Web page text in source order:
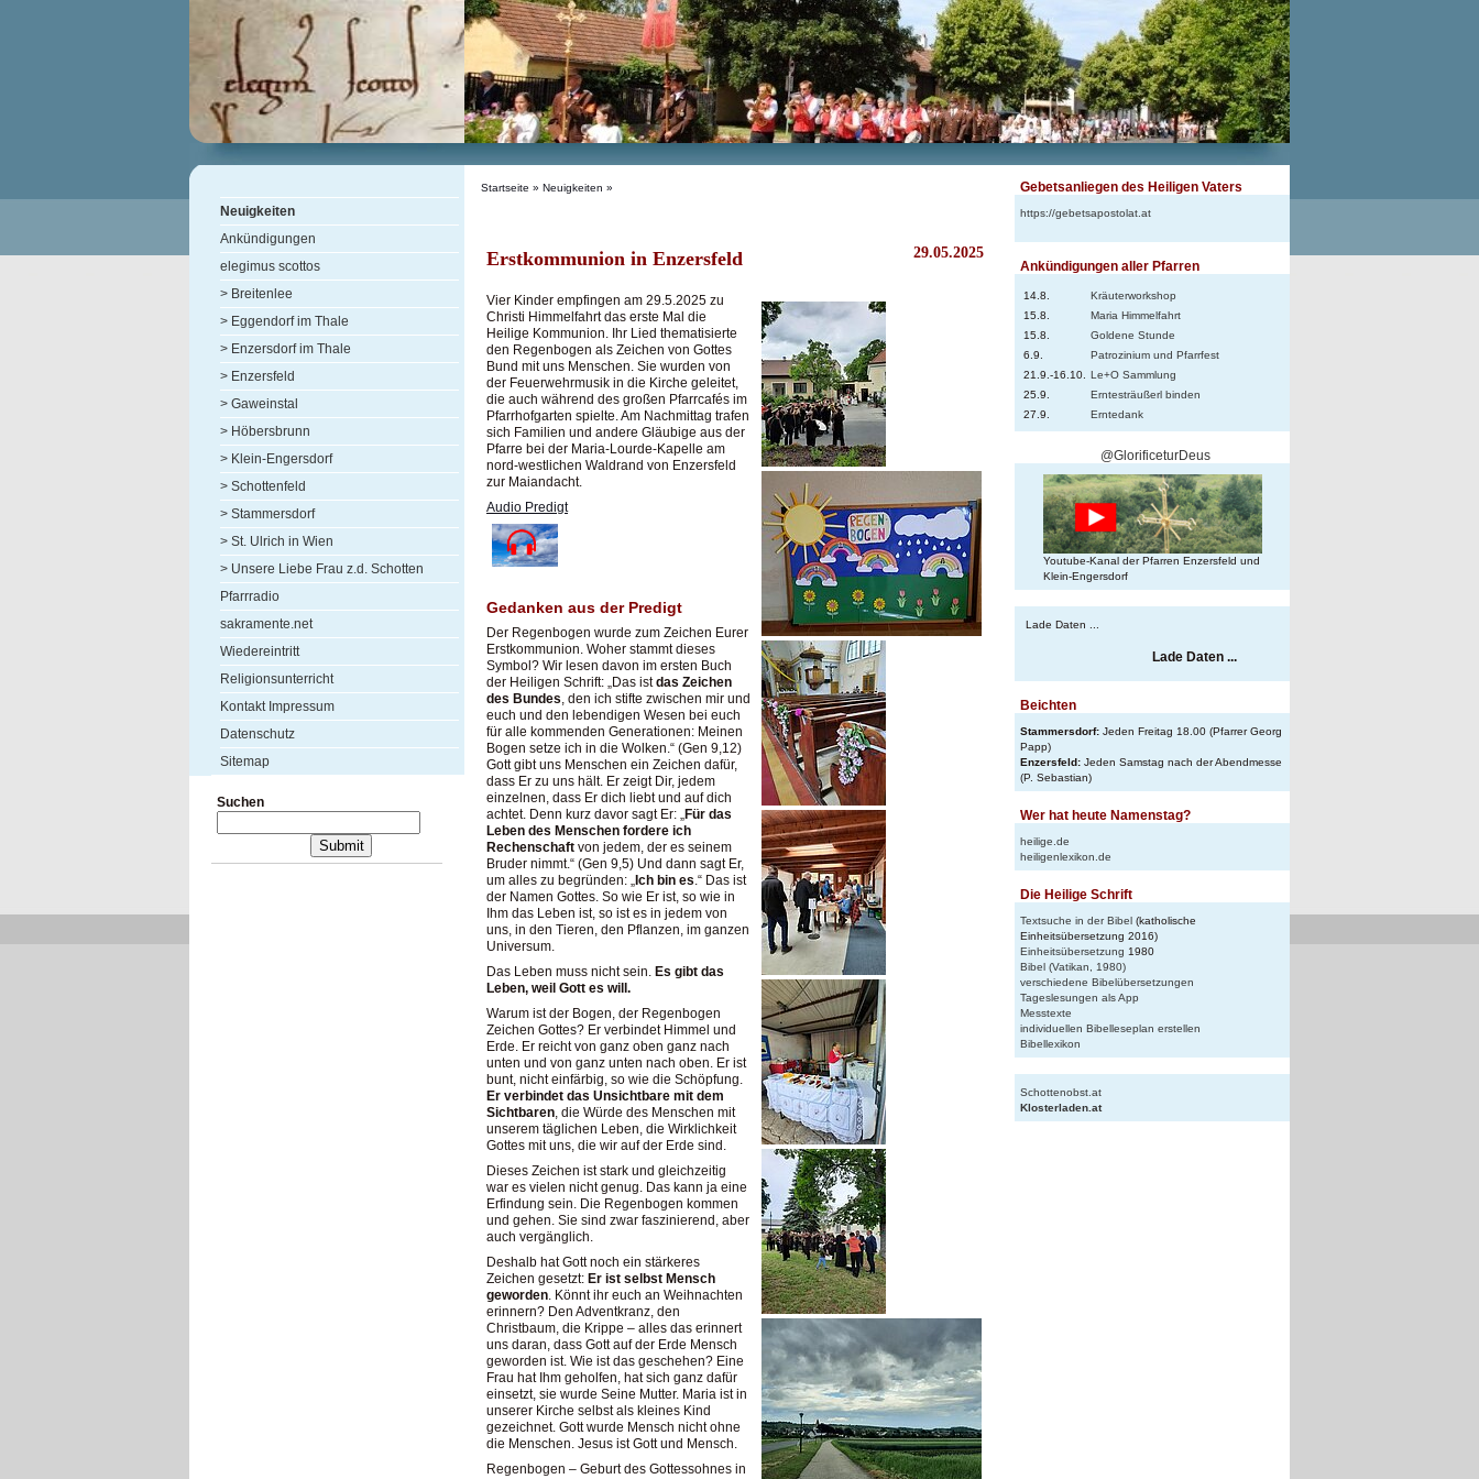
Neuigkeiten
Ankündigungen
elegimus scottos
> Breitenlee
> Eggendorf im Thale
> Enzersdorf im Thale
> Enzersfeld
> Gaweinstal
> Höbersbrunn
> Klein-Engersdorf
> Schottenfeld
> Stammersdorf
> St. Ulrich in Wien
> Unsere Liebe Frau z.d. Schotten
Pfarrradio
sakramente.net
Wiedereintritt
Religionsunterricht
Kontakt Impressum
Datenschutz
Sitemap
Suchen
Startseite » Neuigkeiten »
29.05.2025
Erstkommunion in Enzersfeld
Vier Kinder empfingen am 29.5.2025 zu
Christi Himmelfahrt das erste Mal die
Heilige Kommunion. Ihr Lied thematisierte
den Regenbogen als Zeichen von Gottes
Bund mit uns Menschen. Sie wurden von
der Feuerwehrmusik in die Kirche geleitet,
die auch während des großen Pfarrcafés im
Pfarrhofgarten spielte. Am Nachmittag trafen
sich Familien und andere Gläubige aus der
Pfarre bei der Maria-Lourde-Kapelle am
nord-westlichen Waldrand von Enzersfeld
zur Maiandacht.
Audio Predigt
Gedanken aus der Predigt
Der Regenbogen wurde zum Zeichen Eurer
Erstkommunion. Woher stammt dieses
Symbol? Wir lesen davon im ersten Buch
der Heiligen Schrift: „Das istdas Zeichen
des Bundes, den ich stifte zwischen mir und
euch und den lebendigen Wesen bei euch
für alle kommenden Generationen: Meinen
Bogen setze ich in die Wolken.“ (Gen 9,12)
Gott gibt uns Menschen ein Zeichen dafür,
dass Er zu uns hält. Er zeigt Dir, jedem
einzelnen, dass Er dich liebt und auf dich
achtet. Denn kurz davor sagt Er: „Für das
Leben des Menschen fordere ich
Rechenschaft von jedem, der es seinem
Bruder nimmt.“ (Gen 9,5) Und dann sagt Er,
um alles zu begründen: „ Ich bin es.“ Das ist
der Namen Gottes. So wie Er ist, so wie in
Ihm das Leben ist, so ist es in jedem von
uns, in den Tieren, den Pflanzen, im ganzen
Universum.
Das Leben muss nicht sein. Es gibt das
Leben, weil Gott es will.
Warum ist der Bogen, der Regenbogen
Zeichen Gottes? Er verbindet Himmel und
Erde. Er reicht von ganz oben ganz nach
unten und von ganz unten nach oben. Er ist
bunt, nicht einfärbig, so wie die Schöpfung.
Er verbindet das Unsichtbare mit dem
Sichtbaren, die Würde des Menschen mit
unserem täglichen Leben, die Wirklichkeit
Gottes mit uns, die wir auf der Erde sind.
Dieses Zeichen ist stark und gleichzeitig
war es vielen nicht genug. Das kann ja eine
Erfindung sein. Die Regenbogen kommen
und gehen. Sie sind zwar faszinierend, aber
auch vergänglich.
Deshalb hat Gott noch ein stärkeres
Zeichen gesetzt: Er ist selbst Mensch
geworden. Könnt ihr euch an Weihnachten
erinnern? Den Adventkranz, den
Christbaum, die Krippe – alles das erinnert
uns daran, dass Gott auf der Erde Mensch
geworden ist. Wie ist das geschehen? Eine
Frau hat Ihm geholfen, hat sich ganz dafür
einsetzt, sie wurde Seine Mutter. Maria ist in
unserer Kirche selbst als kleines Kind
gezeichnet. Gott wurde Mensch nicht ohne
die Menschen. Jesus ist Gott und Mensch.
Regenbogen – Geburt des Gottessohnes in
Gebetsanliegen des Heiligen Vaters
https://gebetsapostolat.at
Ankündigungen aller Pfarren
14.8.
Kräuterworkshop
15.8.
Maria Himmelfahrt
15.8.
Goldene Stunde
6.9.
Patrozinium und Pfarrfest
21.9.-16.10.
Le+O Sammlung
25.9.
Erntesträußerl binden
27.9.
Erntedank
@GlorificeturDeus
Youtube-Kanal der Pfarren Enzersfeld und
Klein-Engersdorf
Lade Daten ...
Lade Daten ...
Beichten
Stammersdorf: Jeden Freitag 18.00 (Pfarrer Georg
Papp)
Enzersfeld: Jeden Samstag nach der Abendmesse
(P. Sebastian)
Wer hat heute Namenstag?
heilige.de
heiligenlexikon.de
Die Heilige Schrift
Textsuche in der Bibel (katholische
Einheitsübersetzung 2016)
Einheitsübersetzung 1980
Bibel (Vatikan, 1980)
verschiedene Bibelübersetzungen
Tageslesungen als App
Messtexte
individuellen Bibelleseplan erstellen
Bibellexikon
Schottenobst.at
Klosterladen.at